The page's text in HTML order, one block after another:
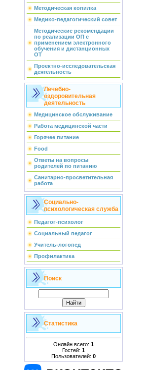
Методическая копилка
Медико-педагогический совет
Методические рекомендации
по реализации ОП с
применением электронного
обучения и дистанционных
ОТ
Проектно-исследовательская
деятельность
Лечебно-
оздоровительная
деятельность
Медицинское обслуживание
Работа медицинской части
Горячее питание
Food
Ответы на вопросы
родителей по питанию
Санитарно-просветительная
работа
Социально-
психологическая служба
Педагог-психолог
Социальный педагог
Учитель-логопед
Профилактика
Поиск
Статистика
Онлайн всего: 1
Гостей: 1
Пользователей: 0